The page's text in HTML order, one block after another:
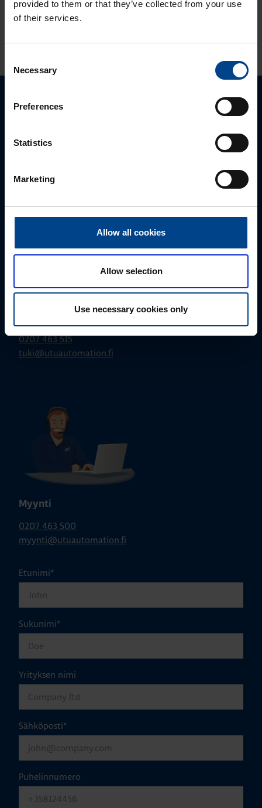
provided to them or that they’ve collected from your use
of their services.
Selection
Necessary
Preferences
Statistics
Marketing
Allow all cookies
Allow selection
Use necessary cookies only
Ota yhteyttä!
Autamme mielellämme, jotta löydämme sinulle
0207 463 515
tuki@utuautomation.fi
Myynti
0207 463 500
myynti@utuautomation.fi
Etunimi*
Sukunimi*
Yrityksen nimi
Sähköposti*
Puhelinnumero